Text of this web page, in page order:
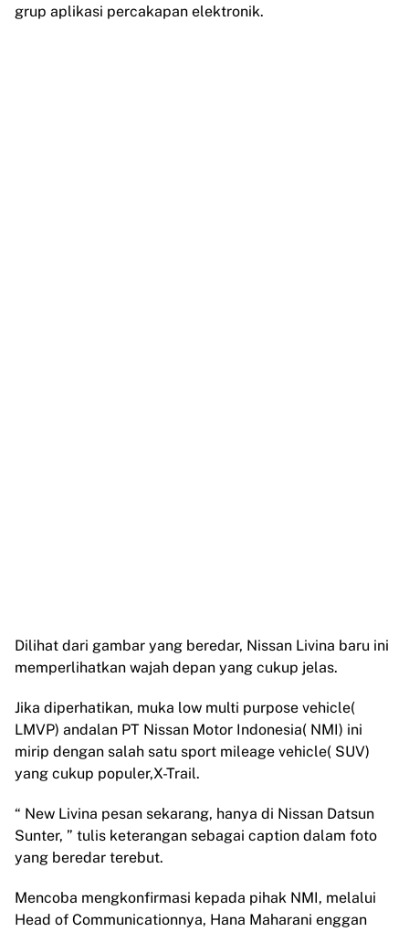
grup aplikasi percakapan elektronik.
Dilihat dari gambar yang beredar, Nissan Livina baru ini
memperlihatkan wajah depan yang cukup jelas.
Jika diperhatikan, muka low multi purpose vehicle(
LMVP) andalan PT Nissan Motor Indonesia( NMI) ini
mirip dengan salah satu sport mileage vehicle( SUV)
yang cukup populer,X-Trail.
“ New Livina pesan sekarang, hanya di Nissan Datsun
Sunter, ” tulis keterangan sebagai caption dalam foto
yang beredar terebut.
Mencoba mengkonfirmasi kepada pihak NMI, melalui
Head of Communicationnya, Hana Maharani enggan